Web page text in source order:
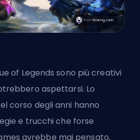
of Legends sono più creativi
aspettarsi. Lo
corso degli anni hanno
e trucchi che forse
avrebbe mai pensato,